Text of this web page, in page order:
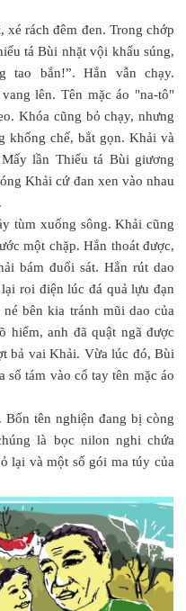
xé rách đêm đen. Trong chớp
tá Bùi nhặt vội khẩu súng,
tao bắn!”. Hắn vẫn chạy.
lên. Tên mặc áo "na-tô"
Khóa cũng bỏ chạy, nhưng
khống chế, bắt gọn. Khải và
lần Thiếu tá Bùi giương
Khải cứ đan xen vào nhau
tùm xuống sông. Khải cũng
một chặp. Hắn thoát được,
bám đuổi sát. Hắn rút dao
roi điện lúc đá quả lựu đạn
bên kia tránh mũi dao của
hiểm, anh đã quật ngã được
bả vai Khải. Vừa lúc đó, Bùi
tám vào cổ tay tên mặc áo
tên nghiện đang bị còng
là bọc nilon nghi chứa
lại và một số gói ma túy của